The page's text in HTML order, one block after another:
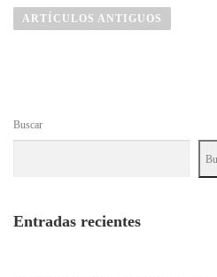
c
d
ARTÍCULOS ANTIGUOS
Buscar
Entradas recientes